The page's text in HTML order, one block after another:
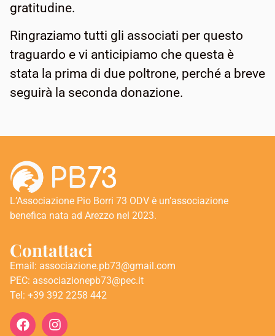
gratitudine.
Ringraziamo tutti gli associati per questo
traguardo e vi anticipiamo che questa è
stata la prima di due poltrone, perché a breve
seguirà la seconda donazione.
L’Associazione Pio Borri 73 ODV è un’associazione
benefica nata ad Arezzo nel 2023.
Contattaci
Email: associazione.pb73@gmail.com
PEC: associazionepb73@pec.it
Tel: +39 392 2258 442